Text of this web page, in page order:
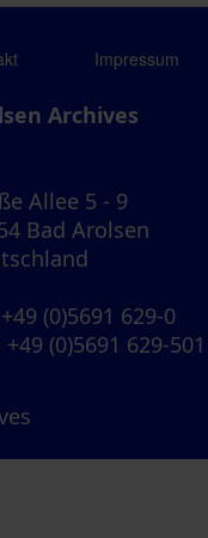
Impressum
Archives
Allee 5 - 9
Bad Arolsen
(0)5691 629-0
+49 (0)5691 629-501